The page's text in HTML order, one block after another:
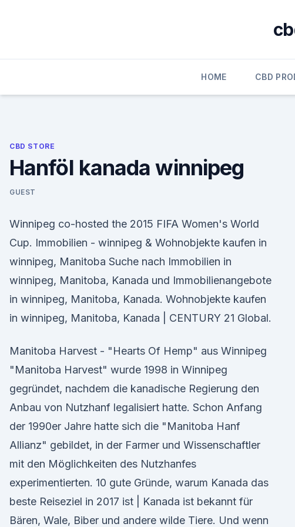
HOME CBD
CBD STORE
Hanföl kanada winnipeg
GUEST
Winnipeg co-hosted the 2015 FIFA Women's World
Cup. Immobilien - winnipeg & Wohnobjekte kaufen in
winnipeg, Manitoba Suche nach Immobilien in
winnipeg, Manitoba, Kanada und Immobilienangebote
in winnipeg, Manitoba, Kanada. Wohnobjekte kaufen
in winnipeg, Manitoba, Kanada | CENTURY 21 Global.
Manitoba Harvest - "Hearts Of Hemp" aus Winnipeg
"Manitoba Harvest" wurde 1998 in Winnipeg
gegründet, nachdem die kanadische Regierung den
Anbau von Nutzhanf legalisiert hatte. Schon Anfang
der 1990er Jahre hatte sich die "Manitoba Hanf
Allianz" gebildet, in der Farmer und Wissenschaftler
mit den Möglichkeiten des Nutzhanfes
experimentierten. 10 gute Gründe, warum Kanada das
beste Reiseziel in 2017 ist | Kanada ist bekannt für
Bären, Wale, Biber und andere wilde Tiere. Und wenn